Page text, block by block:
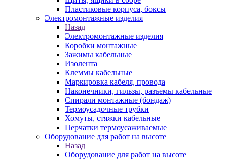
Пластиковые корпуса, боксы
Электромонтажные изделия
Назад
Электромонтажные изделия
Коробки монтажные
Зажимы кабельные
Изолента
Клеммы кабельные
Маркировка кабеля, провода
Наконечники, гильзы, разъемы кабельные
Спирали монтажные (бондаж)
Термоусадочные трубки
Хомуты, стяжки кабельные
Перчатки термоусаживаемые
Оборудование для работ на высоте
Назад
Оборудование для работ на высоте